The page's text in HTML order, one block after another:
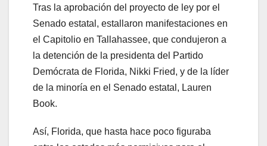
Tras la aprobación del proyecto de ley por el
Senado estatal, estallaron manifestaciones en
el Capitolio en Tallahassee, que condujeron a
la detención de la presidenta del Partido
Demócrata de Florida, Nikki Fried, y de la líder
de la minoría en el Senado estatal, Lauren
Book.
Así, Florida, que hasta hace poco figuraba